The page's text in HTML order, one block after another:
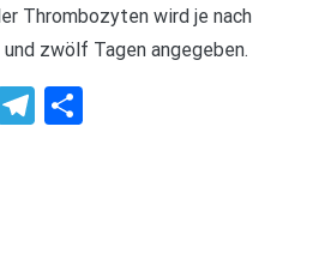
Thrombozyten wird je nach
zwölf Tagen angegeben.
Telegram